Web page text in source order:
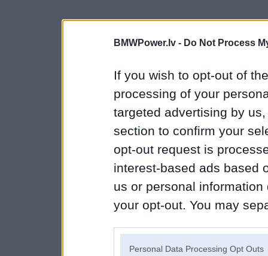
BMWPower.lv - Do Not Process
If you wish to opt-out of
processing of your
targeted advertising by
section to confirm your
opt-out request is
interest-based ads based
us or personal
your opt-out. You may
Personal Data Processing Opt Outs